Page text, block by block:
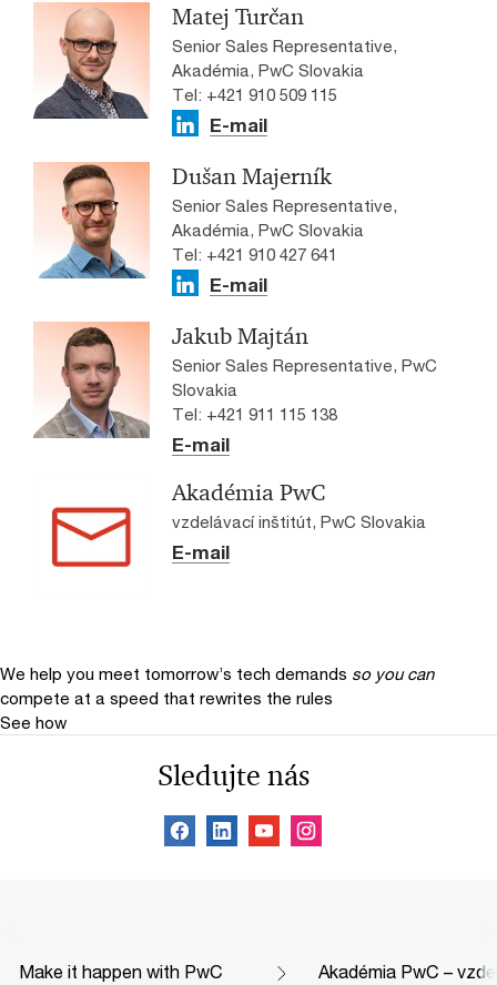
Matej Turčan
Senior Sales Representative,
Akadémia, PwC Slovakia
Tel: +421 910 509 115
E-mail
Dušan Majerník
Senior Sales Representative,
Akadémia, PwC Slovakia
Tel: +421 910 427 641
E-mail
Jakub Majtán
Senior Sales Representative, PwC
Slovakia
Tel: +421 911 115 138
E-mail
Akadémia PwC
vzdelávací inštitút, PwC Slovakia
E-mail
We help you meet tomorrow’s tech demands so you can
compete at a speed that rewrites the rules
See how
Sledujte nás
Make it happen with PwC Akadémia PwC –